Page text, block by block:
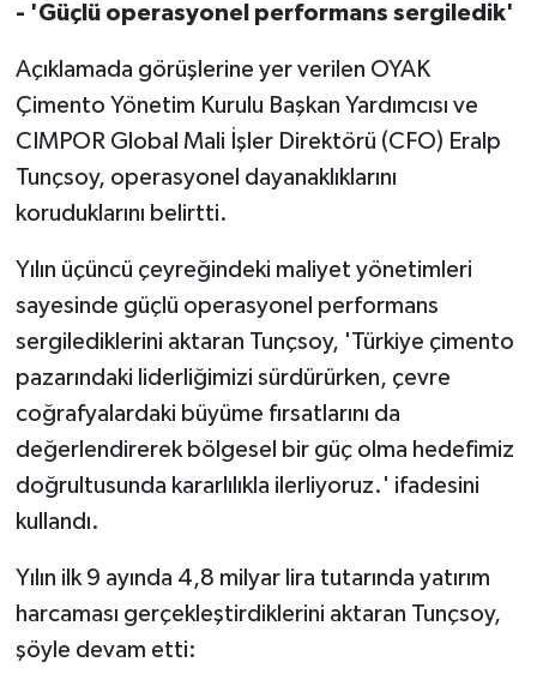
- 'Güçlü operasyonel performans sergiledik'
Açıklamada görüşlerine yer verilen OYAK
Çimento Yönetim Kurulu Başkan Yardımcısı ve
CIMPOR Global Mali İşler Direktörü (CFO) Eralp
Tunçsoy, operasyonel dayanaklıklarını
koruduklarını belirtti.
Yılın üçüncü çeyreğindeki maliyet yönetimleri
sayesinde güçlü operasyonel performans
sergilediklerini aktaran Tunçsoy, 'Türkiye çimento
pazarındaki liderliğimizi sürdürürken, çevre
coğrafyalardaki büyüme fırsatlarını da
değerlendirerek bölgesel bir güç olma hedefimiz
doğrultusunda kararlılıkla ilerliyoruz.' ifadesini
kullandı.
Yılın ilk 9 ayında 4,8 milyar lira tutarında yatırım
harcaması gerçekleştirdiklerini aktaran Tunçsoy,
şöyle devam etti: